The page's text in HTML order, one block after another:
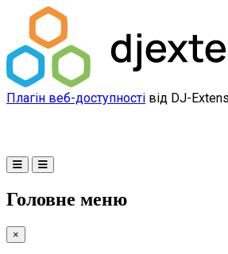
Плагін веб-доступності від DJ-
Головне меню
×